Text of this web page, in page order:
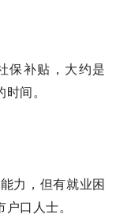
保补贴，大约是
时间。
力，但有就业困
口人士。